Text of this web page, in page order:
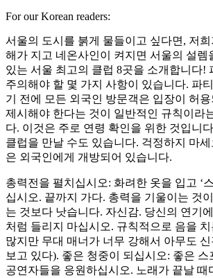
For our Korean readers:
서울의 도시를 붉게 물들이고 싶다면, 저
해가 지고 네온사인이 켜지면 서울의 설렘
있는 서울 최고의 클럽 8곳을 소개합니다!
주의해야 할 몇 가지 사항이 있습니다. 파
기 전에 모든 외국인 방문객은 입장이 허
제시해야 한다는 것이 일반적인 규칙이라
다. 이것은 주로 연령 확인을 위한 것입니
클럽을 만날 수도 있습니다. 걱정하지 마
은 외국인에게 개방되어 있습니다.
총력전을 펼치십시오: 화려한 옷을 입고 ‘
십시오. 끝까지 가다. 총력을 기울이는 것
는 것보다 낫습니다. 자신감. 당신의 연기
처럼 들리지 마십시오. 규칙적으로 음을 치
많지만 무대 매너가 너무 강해서 아무도
보고 있다). 좋은 청중이 되십시오: 좋은
공연자들을 응원하십시오. 노래가 끝날 때